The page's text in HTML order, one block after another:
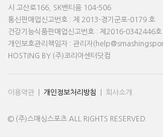
시 고산로166, SK벤티움 104-506
통신판매업신고번호 : 제 2013-경기군포-0179 호
건강기능식품판매업신고번호 : 제2016-0342446호
개인보호관리책임자 : 관리자
HOSTING BY (주)코리아센터닷컴
이용약관 개인정보처리방침 회사소개
© (주)스매싱스포츠 ALL RIGHTS RESERVED